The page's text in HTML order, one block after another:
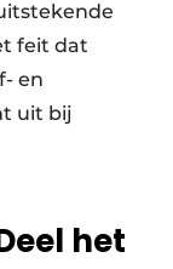
feit dat
en
uit bij
het